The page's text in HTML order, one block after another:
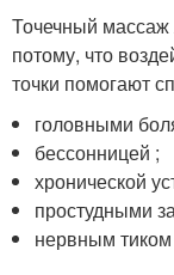
Точечный массаж
потому, что
точки помогают
головными
бессонницей ;
хронической
простудными
нервным